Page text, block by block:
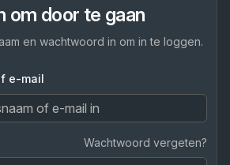
om door te gaan
en wachtwoord in om in te loggen.
e-mail
Wachtwoord vergeten?